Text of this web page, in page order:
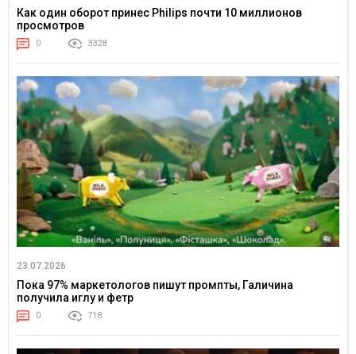
Как один оборот принес Philips почти 10 миллионов
просмотров
0 3328
23.07.2026
Пока 97% маркетологов пишут промпты, Галичина
получила иглу и фетр
0 718